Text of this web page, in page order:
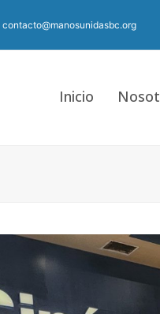
contacto@manosunidasbc.org
Inicio